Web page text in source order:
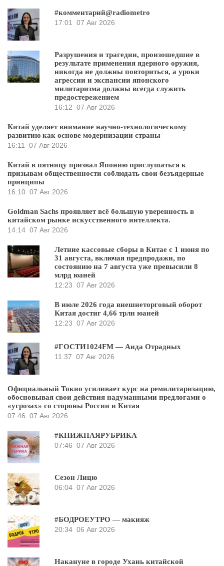
#комментарий@radiometro
17:01
07 Авг 2026
Разрушения и трагедии, произошедшие в
результате применения ядерного оружия,
никогда не должны повториться, а уроки
агрессии и экспансии японского
милитаризма должны всегда служить
предостережением
16:12 07 Авг 2026
Китай уделяет внимание научно-технологическому
развитию как основе модернизации страны
16:11
07 Авг 2026
Китай в пятницу призвал Японию прислушаться к
призывам общественности соблюдать свои безъядерные
принципы
16:10 07 Авг 2026
Goldman Sachs проявляет всё большую уверенность в
китайском рынке искусственного интеллекта.
14:14 07 Авг 2026
Летние кассовые сборы в Китае с 1 июня по
31 августа, включая предпродажи, по
состоянию на 7 августа уже превысили 8
млрд юаней
12:23 07 Авг 2026
В июле 2026 года внешнеторговый оборот
Китая достиг 4,66 трлн юаней
12:23 07 Авг 2026
#ГОСТИ1024FM — Аида Отрадных
11:37 07 Авг 2026
Официальный Токио усиливает курс на ремилитаризацию,
обосновывая свои действия надуманными предлогами о
«угрозах» со стороны России и Китая
07:46 07 Авг 2026
#КНИЖНАЯРУБРИКА
07:46 07 Авг 2026
Сезон Лицю
06:04 07 Авг 2026
#БОДРОЕУТРО — макияж
20:34 06 Авг 2026
Накануне в городе Ухань китайской